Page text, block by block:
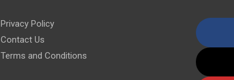
Privacy Policy
Contact Us
Terms and Conditions